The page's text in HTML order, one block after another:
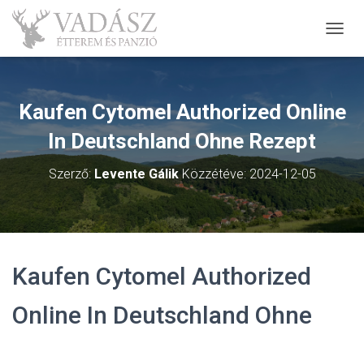
Kaufen Cytomel Authorized Online
In Deutschland Ohne Rezept
Szerző: Levente GálikKözzétéve:2024-12-05
Kaufen Cytomel Authorized
Online In Deutschland Ohne